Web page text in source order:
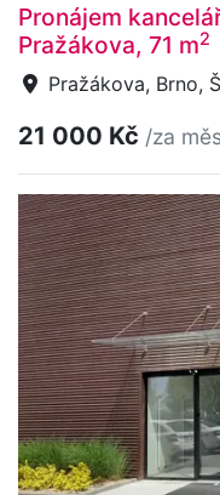
Pronájem
Pražákova, 71 m2
Pražákova, Brno,
21 000 Kč /za